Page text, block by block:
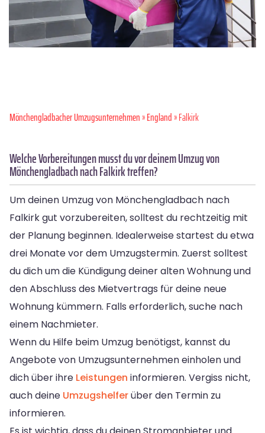
Mönchen­gladbacher Umzugsunternehmen»England» Falkirk
Welche Vorbereitungen musst du vor deinem Umzug von
Mönchengladbach nach Falkirk treffen?
Um deinen Umzug von Mönchengladbach nach
Falkirk gut vorzubereiten, solltest du rechtzeitig mit
der Planung beginnen. Idealerweise startest du etwa
drei Monate vor dem Umzugstermin. Zuerst solltest
du dich um die Kündigung deiner alten Wohnung und
den Abschluss des Mietvertrags für deine neue
Wohnung kümmern. Falls erforderlich, suche nach
einem Nachmieter.
Wenn du Hilfe beim Umzug benötigst, kannst du
Angebote von Umzugsunternehmen einholen und
dich über ihre Leistungen informieren. Vergiss nicht,
auch deine Umzugshelferüber den Termin zu
informieren.